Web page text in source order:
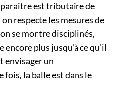
est tributaire de
respecte les mesures de
se montre disciplinés,
plus jusqu’à ce qu’il
envisager un
fois, la balle est dans le